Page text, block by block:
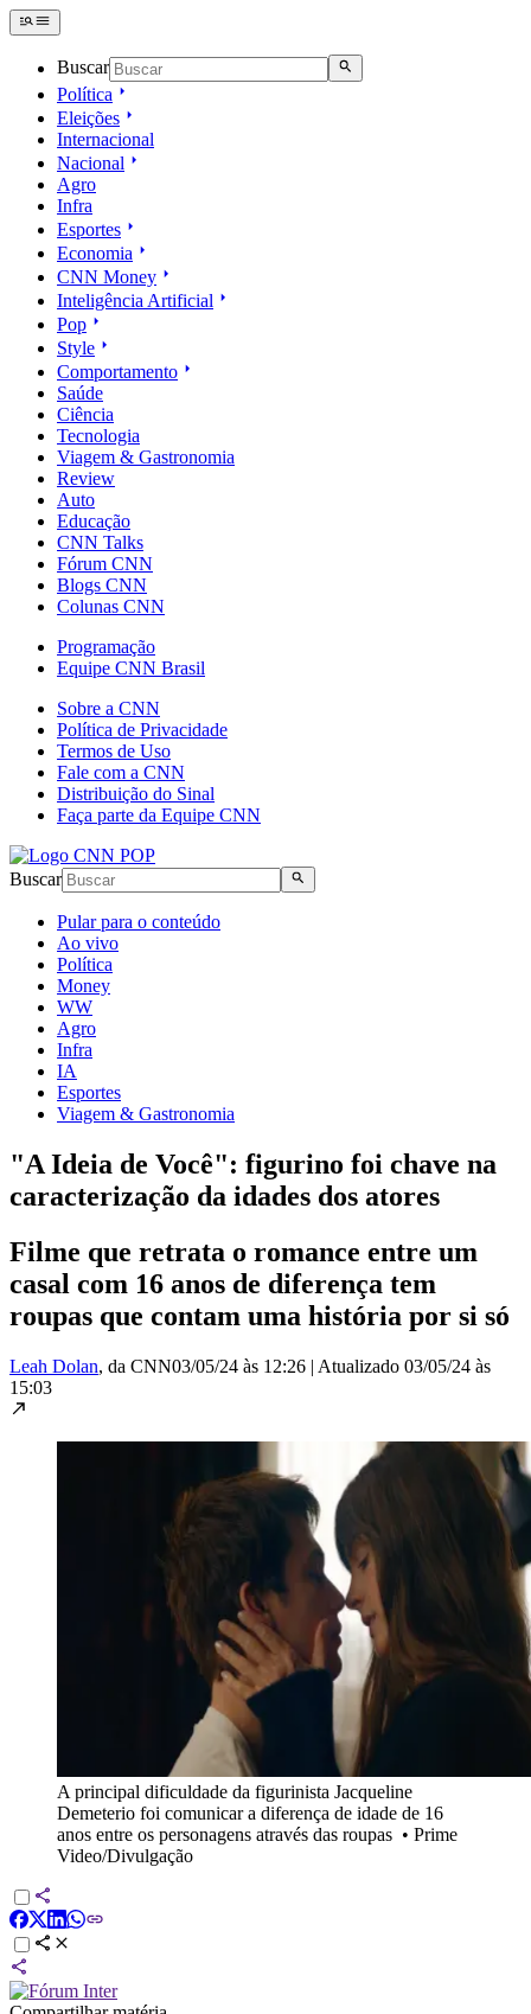
Buscar
Política
Eleições
Internacional
Nacional
Agro
Infra
Esportes
Economia
CNN Money
Inteligência Artificial
Pop
Style
Comportamento
Saúde
Ciência
Tecnologia
Viagem & Gastronomia
Review
Auto
Educação
CNN Talks
Fórum CNN
Blogs CNN
Colunas CNN
Programação
Equipe CNN Brasil
Sobre a CNN
Política de Privacidade
Termos de Uso
Fale com a CNN
Distribuição do Sinal
Faça parte da Equipe CNN
Buscar
Pular para o conteúdo
Ao vivo
Política
Money
WW
Agro
Infra
IA
Esportes
Viagem & Gastronomia
"A Ideia de Você": figurino foi chave na
caracterização da idades dos atores
Filme que retrata o romance entre um
casal com 16 anos de diferença tem
roupas que contam uma história por si só
Leah Dolan, da CNN03/05/24 às 12:26 | Atualizado 03/05/24 às
15:03
A principal dificuldade da figurinista Jacqueline
Demeterio foi comunicar a diferença de idade de 16
anos entre os personagens através das roupas • Prime
Video/Divulgação